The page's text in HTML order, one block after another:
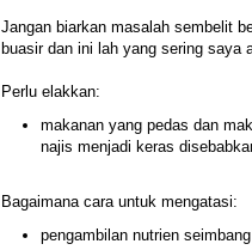
Jangan biarkan masalah sembelit
buasir dan ini lah yang sering saya
Perlu elakkan:
makanan yang pedas dan
najis menjadi keras
Bagaimana cara untuk mengatasi:
pengambilan nutrien